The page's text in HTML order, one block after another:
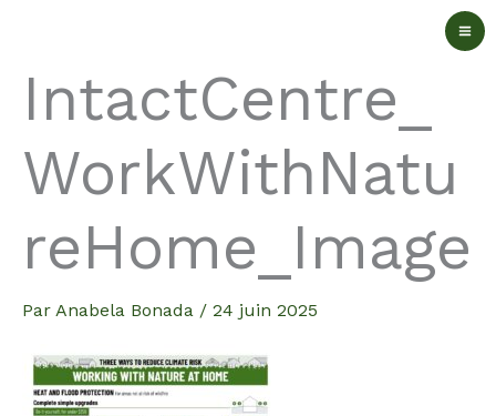
contenuIntactCentre_
WorkWithNatu
reHome_Image
Par Anabela Bonada / 24 juin 2025